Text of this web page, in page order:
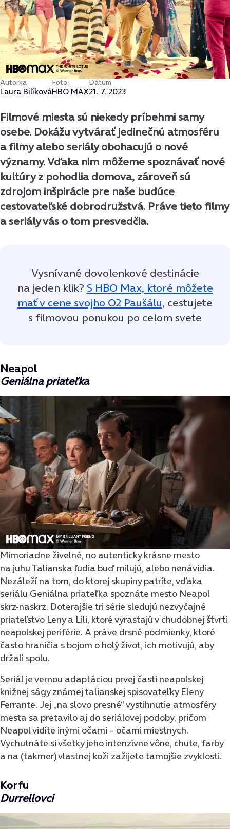
Autorka
Laura Bilíková
Foto:
HBO MAX
Dátum
21. 7. 2023
Filmové miesta sú niekedy príbehmi samy
osebe. Dokážu vytvárať jedinečnú atmosféru
a filmy alebo seriály obohacujú o nové
významy. Vďaka nim môžeme spoznávať nové
kultúry z pohodlia domova, zároveň sú
zdrojom inšpirácie pre naše budúce
cestovateľské dobrodružstvá. Práve tieto filmy
a seriály vás o tom presvedčia.
Vysnívané dovolenkové destinácie
na jeden klik? S HBO Max, ktoré môžete
mať v cene svojho O2 Paušálu, cestujete
s filmovou ponukou po celom svete
Neapol
Geniálna priateľka
Mimoriadne živelné, no autenticky krásne mesto
na juhu Talianska ľudia buď milujú, alebo nenávidia.
Nezáleží na tom, do ktorej skupiny patríte, vďaka
seriálu Geniálna priateľka spoznáte mesto Neapol
skrz-naskrz. Doterajšie tri série sledujú nezvyčajné
priateľstvo Leny a Lili, ktoré vyrastajú v chudobnej štvrti
neapolskej periférie. A práve drsné podmienky, ktoré
často hraničia s bojom o holý život, ich motivujú, aby
držali spolu.
Seriál je vernou adaptáciou prvej časti neapolskej
knižnej ságy známej talianskej spisovateľky Eleny
Ferrante. Jej „na slovo presné“ vystihnutie atmosféry
mesta sa pretavilo aj do seriálovej podoby, pričom
Neapol vidíte inými očami – očami miestnych.
Vychutnáte si všetky jeho intenzívne vône, chute, farby
a na (takmer) vlastnej koži zažijete tamojšie zvyklosti.
Korfu
Durrellovci